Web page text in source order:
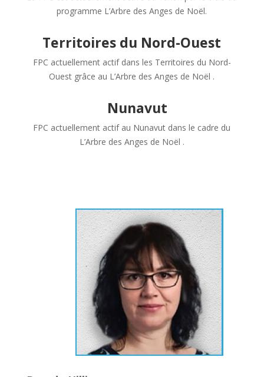
programme L’Arbre des Anges de Noël.
Territoires du Nord-Ouest
FPC actuellement actif dans les Territoires du Nord-
Ouest grâce au L’Arbre des Anges de Noël .
Nunavut
FPC actuellement actif au Nunavut dans le cadre du
L’Arbre des Anges de Noël .